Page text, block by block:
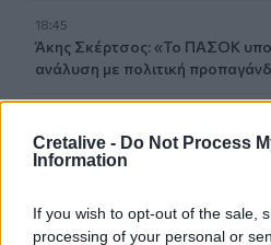
Cretalive - Do Not Process
Information
If you wish to opt-out of the sale,
processing of your personal or
18:45
Άκης Σκέρτσος: «Το ΠΑΣΟΚ
ανάλυση με πολιτική
Οροπέδιο Λασιθίου: Στην
Δικταίους Αγώνες
18:30
Κοζάνη: Φωτιά σε